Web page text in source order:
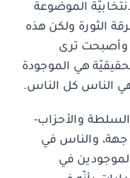
الموضوعة
الثورة ولكن هذه
وأصبحت ترى
هي الموجودة
الناس كل الناس.
والأحزاب-
والناس في
في